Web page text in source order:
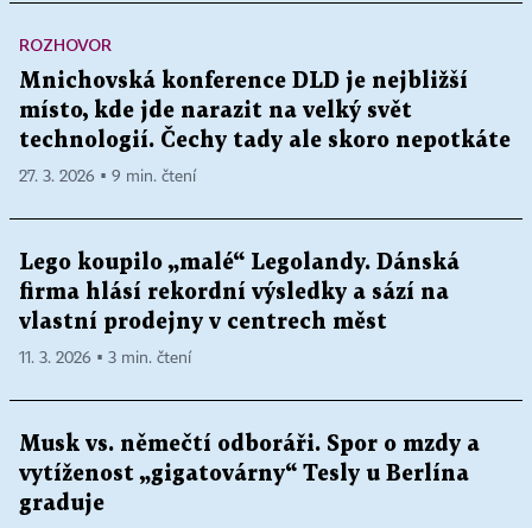
ROZHOVOR
Mnichovská konference DLD je nejbližší
místo, kde jde narazit na velký svět
technologií. Čechy tady ale skoro nepotkáte
27. 3. 2026 ▪ 9 min. čtení
Lego koupilo „malé“ Legolandy. Dánská
firma hlásí rekordní výsledky a sází na
vlastní prodejny v centrech měst
11. 3. 2026 ▪ 3 min. čtení
Musk vs. němečtí odboráři. Spor o mzdy a
vytíženost „gigatovárny“ Tesly u Berlína
graduje